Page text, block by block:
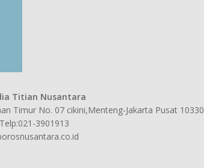
Titian Nusantara
Timur No. 07 cikini,Menteng-Jakarta Pusat 10330
3901913